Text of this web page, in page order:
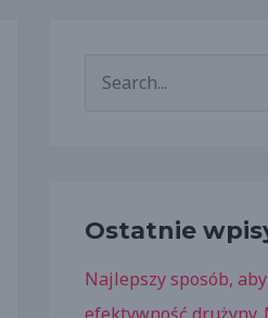
a
Ostatnie
Najlepszy sposób,